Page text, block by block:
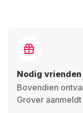
Nodig
Bovendien
Grover